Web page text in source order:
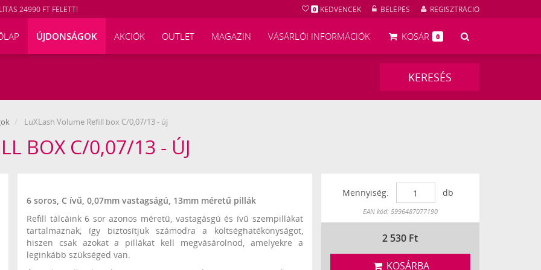
24990 FT FELETT! 0 KEDVENCEK BELÉPÉS REGISZTRÁCIÓ
ÚJDONSÁGOK AKCIÓK OUTLET MAGAZIN VÁSÁRLÓI INFORMÁCIÓK KOSÁR 0
KERESÉS
LuXLash Volume Refill box C/0,07/13 - új
BOX C/0,07/13 - ÚJ
6 soros, C ívű, 0,07mm vastagságú, 13mm méretű pillák
Refill tálcáink 6 sor azonos méretű, vastagásgú és ívű szempillákat
tartalmaznak; így biztosítjuk számodra a költséghatékonyságot,
hiszen csak azokat a pillákat kell megvásárolnod, amelyekre a
leginkább szükséged van.
Mennyiség: db
Készleten
EAN kód: 5996487077190
2 530 Ft
KOSÁRBA